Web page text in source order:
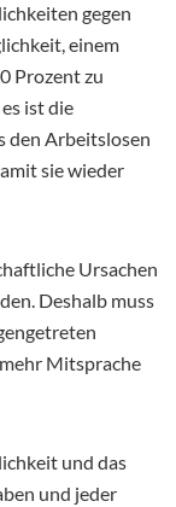
gegen
einem
Prozent zu
ist die
den Arbeitslosen
sie wieder
Ursachen
Deshalb muss
Mitsprache
und das
und jeder